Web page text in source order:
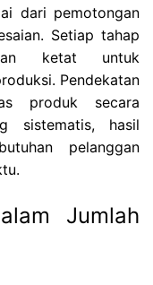
dari pemotongan
Setiap tahap
ketat untuk
Pendekatan
produk secara
sistematis, hasil
pelanggan
Jumlah